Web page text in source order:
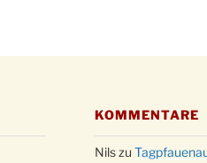
KOMMENTARE
Nilszu